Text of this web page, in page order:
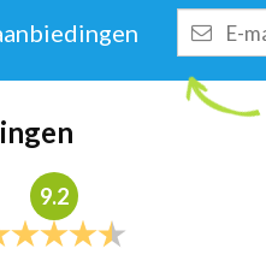
mailadres
9.2